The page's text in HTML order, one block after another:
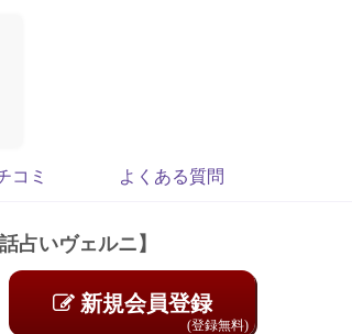
コミ よくある質問
占いヴェルニ】
新規会員登録
(登録無料)